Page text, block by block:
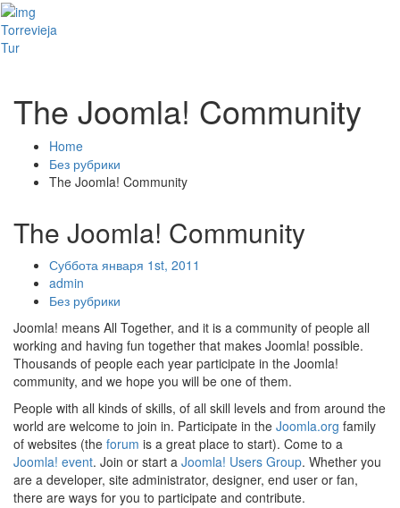
Torrevieja
Tur
The Joomla! Community
Home
Без рубрики
The Joomla! Community
The Joomla! Community
Суббота января 1st, 2011
admin
Без рубрики
Joomla! means All Together, and it is a community of people all
working and having fun together that makes Joomla! possible.
Thousands of people each year participate in the Joomla!
community, and we hope you will be one of them.
People with all kinds of skills, of all skill levels and from around the
world are welcome to join in. Participate in the Joomla.org family
of websites (the forum is a great place to start). Come to a
Joomla! event. Join or start a Joomla! Users Group. Whether you
are a developer, site administrator, designer, end user or fan,
there are ways for you to participate and contribute.